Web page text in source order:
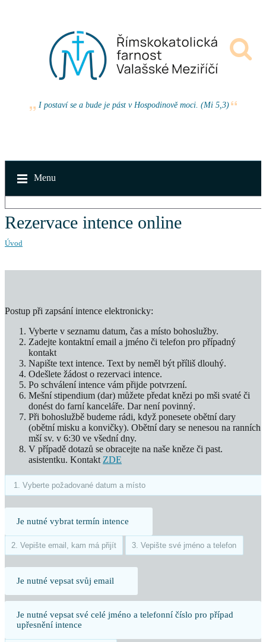
I postaví se a bude je pást v Hospodinově moci. (Mi 5,3)
Menu
Rezervace intence online
Úvod
Postup při zapsání intence elektronicky:
Vyberte v seznamu datum, čas a místo bohoslužby.
Zadejte kontaktní email a jméno či telefon pro případný
kontakt
Napište text intence. Text by neměl být příliš dlouhý.
Odešlete žádost o rezervaci intence.
Po schválení intence vám přijde potvrzení.
Mešní stipendium (dar) můžete předat knězi po mši svaté či
donést do farní kanceláře. Dar není povinný.
Při bohoslužbě budeme rádi, když ponesete obětní dary
(obětní misku a konvičky). Obětní dary se nenesou na ranních
mší sv. v 6:30 ve všední dny.
V případě dotazů se obracejte na naše kněze či past.
asistentku. Kontakt ZDE
Je nutné vybrat termín intence
Je nutné vepsat svůj email
Je nutné vepsat své celé jméno a telefonní číslo pro případ
upřesnění intence